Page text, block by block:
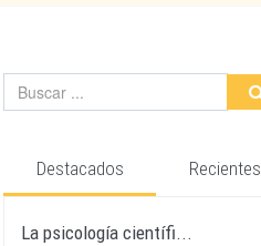
Destacados Recientes
La psicología científi...